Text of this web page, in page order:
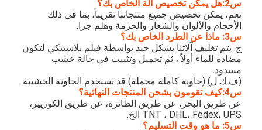
آلة السيارات بندر
صناعيّ يرقّق آلة
كتاب يجعل آلة
آليّ تعليب آلة
س2:هل يمكن تخصيص آلة الخاص بك؟
نعم، يمكن تخصيص جميع منتجاتنا تقريباً، بما في ذلك
الأحجام والألوان والشعار والحزمة وهلم جرا.
س3: ماذا عن الطرد الخاص بك؟
ج: يتم تغليف آلاتنا بشكل جيد بواسطة فيلم بلاستيكي لتكون
مضادة للماء أولاً ، ثم تحميل وتثبيت في حالة خشب
مسدود.
(ف.ك.ل) (حاوية كاملة محملة) قد نستخدم الحاوية الخشبية.
س4:كيف تقومون بشحن المنتجات النهائية؟
عن طريق البحر، عن طريق الطائرة، عن طريق الكوريير،
TNT ، DHL، Fedex، UPS الخ.
س5: ما هو وقت التسليم؟